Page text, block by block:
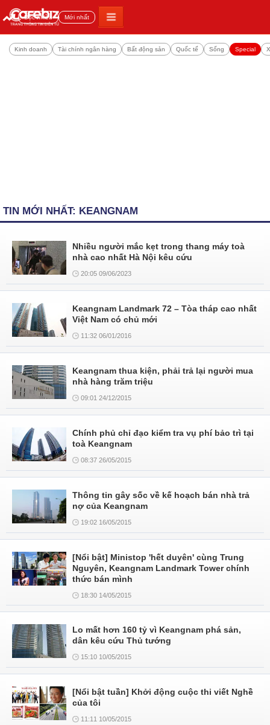
Đọc nhiều Mới nhất
Kinh doanh Tài chính ngân hàng Bất động sản Quốc tế Sống Special
TIN MỚI NHẤT: KEANGNAM
Nhiều người mắc kẹt trong thang máy toà
nhà cao nhất Hà Nội kêu cứu
20:05 09/06/2023
Keangnam Landmark 72 – Tòa tháp cao nhất
Việt Nam có chủ mới
11:32 06/01/2016
Keangnam thua kiện, phải trả lại người mua
nhà hàng trăm triệu
09:01 24/12/2015
Chính phủ chỉ đạo kiểm tra vụ phí bảo trì tại
toà Keangnam
08:37 26/05/2015
Thông tin gây sốc về kế hoạch bán nhà trả
nợ của Keangnam
19:02 16/05/2015
[Nổi bật] Ministop 'hết duyên' cùng Trung
Nguyên, Keangnam Landmark Tower chính
thức bán mình
18:30 14/05/2015
Lo mất hơn 160 tỷ vì Keangnam phá sản,
dân kêu cứu Thủ tướng
15:10 10/05/2015
[Nổi bật tuần] Khởi động cuộc thi viết Nghề
của tôi
11:11 10/05/2015